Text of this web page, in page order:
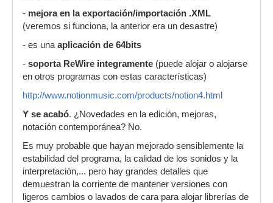
- mejora en la exportación/importación .XML
(veremos si funciona, la anterior era un desastre)
- es una aplicación de 64bits
- soporta ReWire integramente (puede alojar o alojarse
en otros programas con estas características)
http://www.notionmusic.com/products/notion4.html
Y se acabó. ¿Novedades en la edición, mejoras,
notación contemporánea? No.
Es muy probable que hayan mejorado sensiblemente la
estabilidad del programa, la calidad de los sonidos y la
interpretación,... pero hay grandes detalles que
demuestran la corriente de mantener versiones con
ligeros cambios o lavados de cara para alojar librerías de